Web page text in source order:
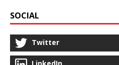
SOCIAL
Twitter